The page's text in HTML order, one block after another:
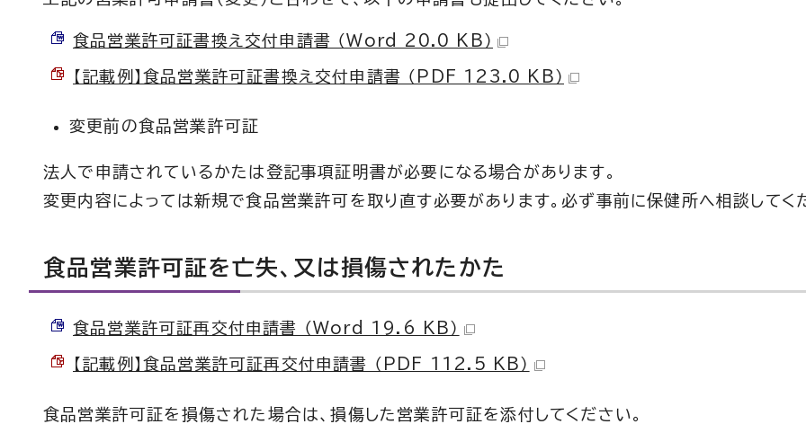
食品営業許可証書換え交付申請書 （Word 20.0 KB）
【記載例】食品営業許可証書換え交付申請書 （PDF 123.0 KB）
変更前の食品営業許可証
法人で申請されているかたは登記事項証明書が必要になる場合があります。
変更内容によっては新規で食品営業許可を取り直す必要があります。必ず事前に保健所へ相談してく
食品営業許可証を亡失、又は損傷されたかた
食品営業許可証再交付申請書 （Word 19.6 KB）
【記載例】食品営業許可証再交付申請書 （PDF 112.5 KB）
食品営業許可証を損傷された場合は、損傷した営業許可証を添付してください。